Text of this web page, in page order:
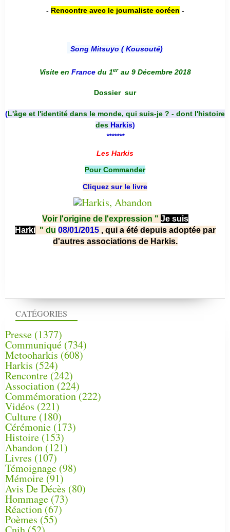
CATÉGORIES
Presse (1377)
Communiqué (734)
Metooharkis (608)
Harkis (524)
Rencontre (242)
Association (224)
Commémoration(222)
Vidéos (221)
Culture(180)
Cérémonie (173)
Histoire (153)
Abandon(121)
Livres (107)
Témoignage (98)
Mémoire (91)
Avis De Décès (80)
Hommage (73)
Réaction(67)
Poèmes (55)
- Rencontre avec le journaliste coréen -
Song Mitsuyo ( Kousouté)
Visite en France du 1er au 9 Décembre 2018
Dossier sur
(L'âge et l'identité dans le monde, qui suis-je ? - dont l'histoire
des Harkis)
*******
Les Harkis
Pour Commander
Cliquez sur le livre
Voir l'origine de l'expression " Je suis
Harki " du 08/01/2015 , qui a été depuis adoptée par
d'autres associations de Harkis.